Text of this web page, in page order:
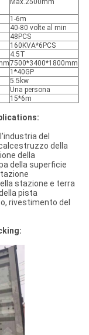
Max.2500mm
1-6m
40-80 volte al min
48PCS
160KVA*6PCS
4.5T
7500*3400*1800mm
1*40GP
5.5kw
Una persona
15*6m
del
della
della
della superficie
stazione e terra
pista
rivestimento del